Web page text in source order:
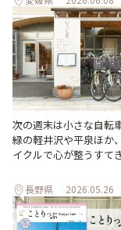
次の週末は小さな自転
緑の軽井沢や平泉ほか
イクルで心が整うすて
長野県 2026.05.26